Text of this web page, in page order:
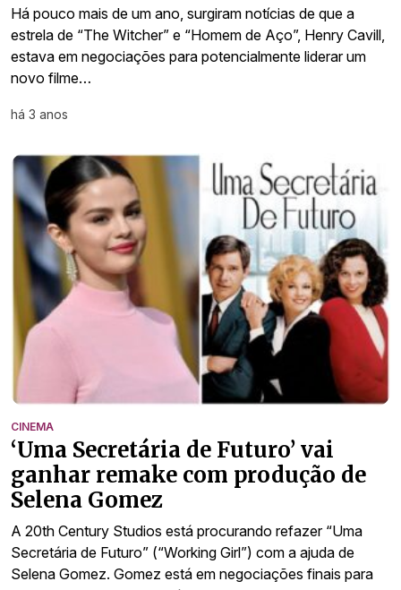
Há pouco mais de um ano, surgiram notícias de que a
estrela de “The Witcher” e “Homem de Aço”, Henry Cavill,
estava em negociações para potencialmente liderar um
novo filme…
há 3 anos
CINEMA
‘Uma Secretária de Futuro’ vai
ganhar remake com produção de
Selena Gomez
A 20th Century Studios está procurando refazer “Uma
Secretária de Futuro” (“Working Girl”) com a ajuda de
Selena Gomez. Gomez está em negociações finais para